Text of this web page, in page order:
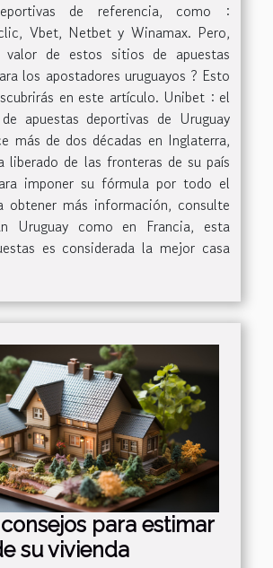
de referencia, como :
Vbet, Netbet y Winamax. Pero,
de estos sitios de apuestas
los apostadores uruguayos ? Esto
en este artículo. Unibet : el
apuestas deportivas de Uruguay
más de dos décadas en Inglaterra,
liberado de las fronteras de su país
imponer su fórmula por todo el
obtener más información, consulte
Uruguay como en Francia, esta
es considerada la mejor casa
para estimar
su vivienda